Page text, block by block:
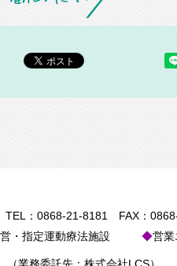
TEL： 0868-21-8181 FAX：
・指定運動療法施設 営業
（業務委託先：株式会社LCS）